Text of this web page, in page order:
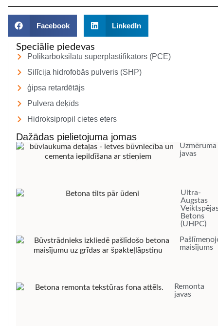
Facebook LinkedIn
Speciālie piedevas
Polikarboksilātu superplastifikators (PCE)
Silīcija hidrofobās pulveris (SHP)
ģipsa retardētājs
Pulvera deķīds
Hidroksipropil cietes eters
Dažādas pielietojuma jomas
Uzmēruma
javas
Ultra-
Augstas
Betons
(UHPC)
maisījums
Remonta
javas